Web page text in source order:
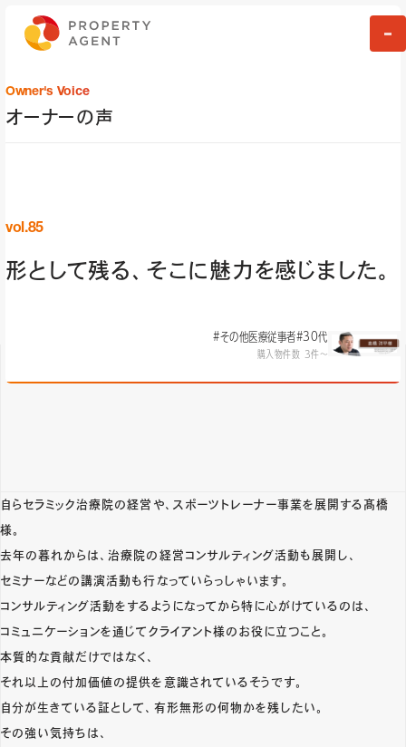
Owner's Voice
オーナーの声
vol.85
形として残る、そこに魅力を感じました。
#その他医療従事者#30代
購入物件数 3件〜
自らセラミック治療院の経営や、スポーツトレーナー事業を展開する髙橋
様。
去年の暮れからは、治療院の経営コンサルティング活動も展開し、
セミナーなどの講演活動も行なっていらっしゃいます。
コンサルティング活動をするようになってから特に心がけているのは、
コミュニケーションを通じてクライアント様のお役に立つこと。
本質的な貢献だけではなく、
それ以上の付加価値の提供を意識されているそうです。
自分が生きている証として、有形無形の何物かを残したい。
その強い気持ちは、